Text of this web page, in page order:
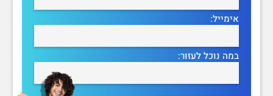
אימייל:
במה נוכל לעזור: